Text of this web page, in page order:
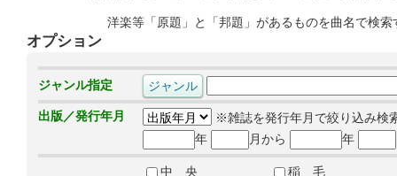
洋楽等「原題」と「邦題」があるものを曲名で検
オプション
ジャンル指定
出版／発行年月
※雑誌を発行年月で絞り込み検
年
月から 年
中 央
稲 毛